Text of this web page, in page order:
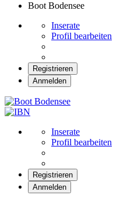
Boot Bodensee
Inserate
Profil bearbeiten
Registrieren
Anmelden
Inserate
Profil bearbeiten
Registrieren
Anmelden